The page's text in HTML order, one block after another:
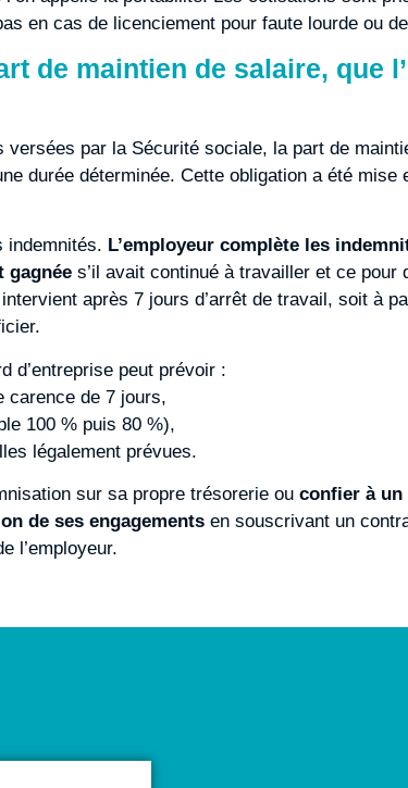
en cas de licenciement pour faute lourde ou
de maintien de salaire, que
par la Sécurité sociale, la part de
durée déterminée. Cette obligation a été
indemnités. L’employeur complète les
gagnée s’il avait continué à travailler et ce
après 7 jours d’arrêt de travail, soit à
d’entreprise peut prévoir :
carence de 7 jours,
100 % puis 80 %),
légalement prévues.
sur sa propre trésorerie ou confier à un
de ses engagementsen souscrivant un
l’employeur.